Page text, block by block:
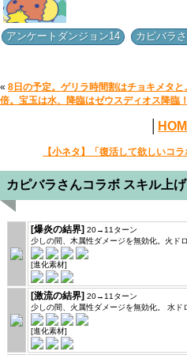
アンケートダンジョン14 カピバラ
« 8日の予定。ゲリラ時間割はチョキメタ
倍。宝玉は水、降臨はゼウスディオス降臨！
【小ネタ】「復活して欲しいコ
カピバラさんコラボ スキル上げ
[爆炎の結界] 20→11ターン
少しの間、木属性ダメージを無効化。火ド
[進化素材]
[激流の結界] 20→11ターン
少しの間、火属性ダメージを無効化。 水ド
[進化素材]